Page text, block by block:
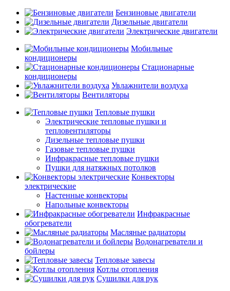
Бензиновые двигатели
Дизельные двигатели
Электрические двигатели
Мобильные
кондиционеры
Стационарные
кондиционеры
Увлажнители воздуха
Вентиляторы
Тепловые пушки
Электрические тепловые пушки и
тепловентиляторы
Дизельные тепловые пушки
Газовые тепловые пушки
Инфракрасные тепловые пушки
Пушки для натяжных потолков
Конвекторы
электрические
Настенные конвекторы
Напольные конвекторы
Инфракрасные
обогреватели
Масляные радиаторы
Водонагреватели и
бойлеры
Тепловые завесы
Котлы отопления
Сушилки для рук